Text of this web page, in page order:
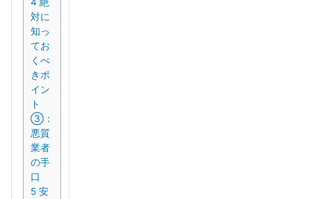
対に
知っ
てお
くべ
きポ
イン
ト
③：
悪質
業者
の手
口
5 安